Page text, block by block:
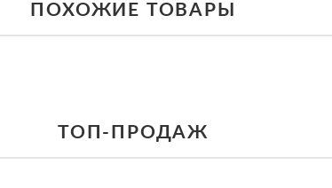
ПОХОЖИЕ ТОВАРЫ
ТОП-ПРОДАЖ